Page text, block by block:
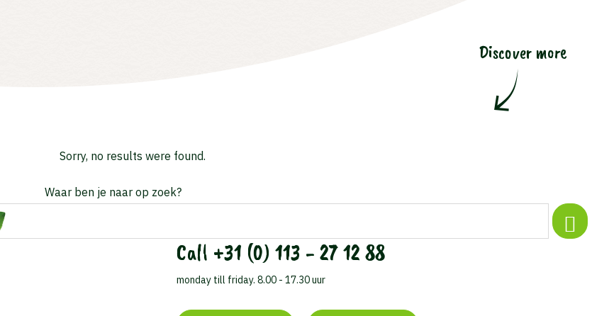
je naar op zoek?
Discover more
Sorry, no results were found.
Waar ben je naar op zoek?
Call +31 (0) 113 - 27 12 88
monday till friday. 8.00 - 17.30 uur